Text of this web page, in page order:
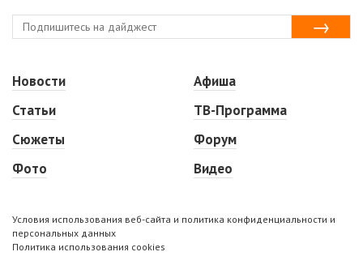
Новости
Статьи
Сюжеты
Фото
Афиша
ТВ-Программа
Форум
Видео
Условия использования веб-сайта и политика конфиденциальности и
персональных данных
Политика использования cookies